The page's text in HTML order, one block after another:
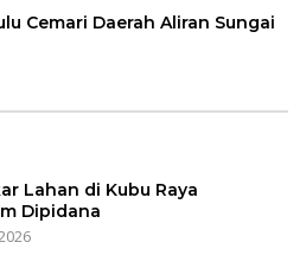
Cemari Daerah Aliran Sungai
Lahan di Kubu Raya
Dipidana